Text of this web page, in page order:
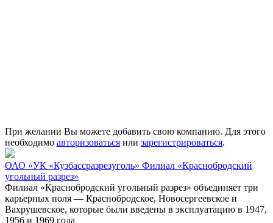
При желании Вы можете добавить свою компанию. Для этого
необходимо авторизоваться или зарегистрироваться.
ОАО «УК «Кузбассразрезуголь» Филиал «Краснобродский
угольный разрез»
Филиал «Краснобродский угольный разрез» объединяет три
карьерных поля — Краснобродское, Новосергеевское и
Вахрушевское, которые были введены в эксплуатацию в 1947,
1956 и 1969 года